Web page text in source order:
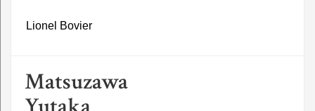
Lionel Bovier
Matsuzawa